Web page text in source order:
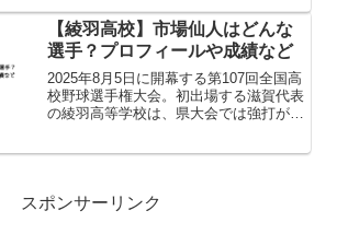
欲しいです！！今回はバドミントン日本
代表の桃田賢斗選手につい...
【綾羽高校】市場仙人はどんな
選手？プロフィールや成績など
2025年8月5日に開幕する第107回全国高
校野球選手権大会。初出場する滋賀代表
の綾羽高等学校は、県大会では強打が印
スポンサーリンク